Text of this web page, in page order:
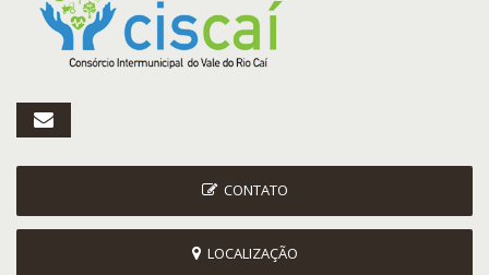
CONTATO
LOCALIZAÇÃO